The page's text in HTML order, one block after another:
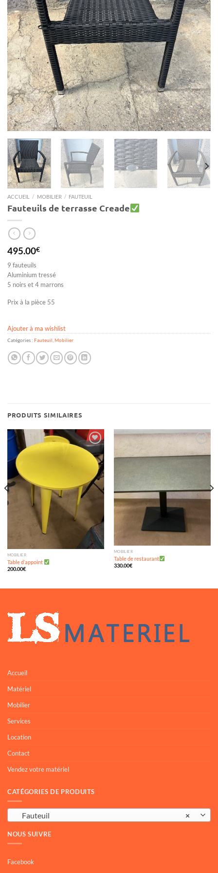
ACCUEIL / MOBILIER / FAUTEUIL
Fauteuils de terrasse Creade
495.00€
9 fauteuils
Aluminium tressé
5 noirs et 4 marrons
Prix à la pièce 55
Ajouter à ma wishlist
Catégories : Fauteuil Mobilier
PRODUITS SIMILAIRES
Ajouter
à ma
wishlist
MOBILIER
Table d’appoint
200.00€
à ma
MOBILIER
Table de restaurant
330.00€
Accueil
Matériel
Mobilier
Services
Location
Contact
Vendez votre matériel
CATÉGORIES DE PRODUITS
×
Fauteuil
NOUS SUIVRE
Facebook